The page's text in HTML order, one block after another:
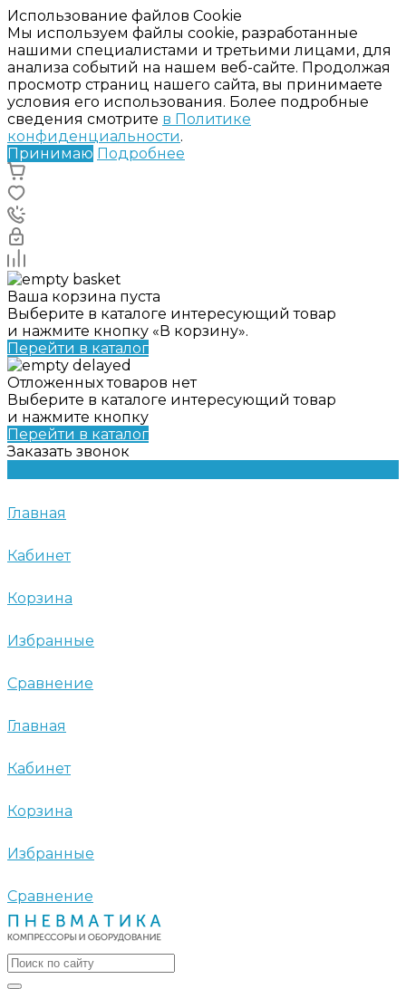
Использование файлов Cookie
Мы используем файлы cookie, разработанные
нашими специалистами и третьими лицами, для
анализа событий на нашем веб-сайте. Продолжая
просмотр страниц нашего сайта, вы принимаете
условия его использования. Более подробные
сведения смотрите в Политике
конфиденциальности.
Принимаю Подробнее
Ваша корзина пуста
Выберите в каталоге интересующий товар
и нажмите кнопку «В корзину».
Перейти в каталог
Отложенных товаров нет
Выберите в каталоге интересующий товар
и нажмите кнопку
Перейти в каталог
Заказать звонок
Главная
Кабинет
Корзина
Избранные
Сравнение
Главная
Кабинет
Корзина
Избранные
Сравнение